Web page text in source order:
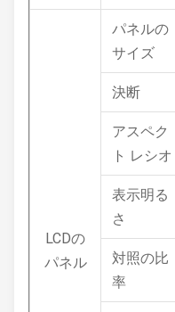
LCDの
パネル
パネルの
サイズ
決断
アスペク
ト レシオ
表示明る
さ
対照の比
率